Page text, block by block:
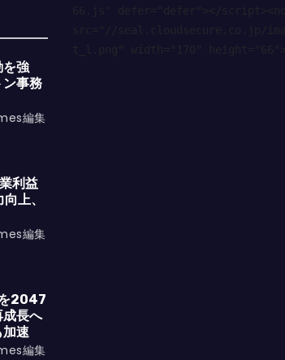
を強
事務
編集
利益
上、
編集
2047
長へ
加速
編集